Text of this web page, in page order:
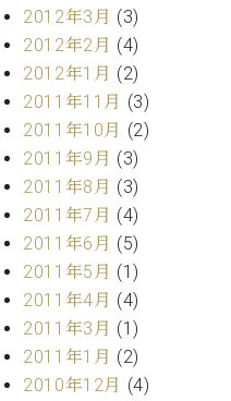
2012年3月 (3)
2012年2月 (4)
2012年1月 (2)
2011年11月 (3)
2011年10月 (2)
2011年9月 (3)
2011年8月 (3)
2011年7月 (4)
2011年6月 (5)
2011年5月 (1)
2011年4月 (4)
2011年3月 (1)
2011年1月 (2)
2010年12月 (4)